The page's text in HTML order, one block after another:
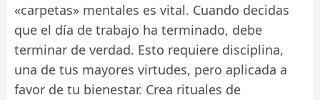
«carpetas» mentales es vital. Cuando decidas
que el día de trabajo ha terminado, debe
terminar de verdad. Esto requiere disciplina,
una de tus mayores virtudes, pero aplicada a
favor de tu bienestar. Crea rituales de